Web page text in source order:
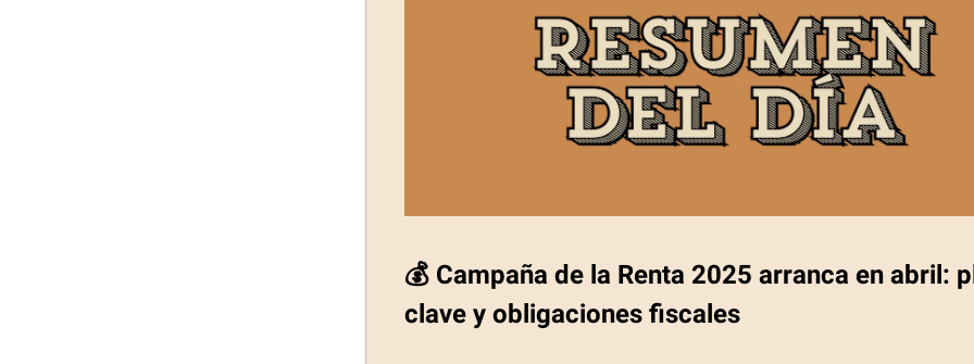
💰 Campaña de la Renta 2025 arranca en abril:
clave y obligaciones fiscales